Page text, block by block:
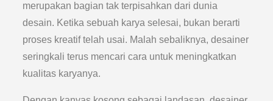
merupakan bagian tak terpisahkan dari dunia
desain. Ketika sebuah karya selesai, bukan berarti
proses kreatif telah usai. Malah sebaliknya, desainer
seringkali terus mencari cara untuk meningkatkan
kualitas karyanya.